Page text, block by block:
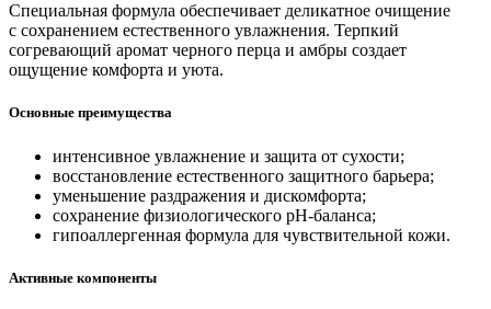
Специальная формула обеспечивает деликатное очищение
с сохранением естественного увлажнения. Терпкий
согревающий аромат черного перца и амбры создает
ощущение комфорта и уюта.
Основные преимущества
интенсивное увлажнение и защита от сухости;
восстановление естественного защитного барьера;
уменьшение раздражения и дискомфорта;
сохранение физиологического pH-баланса;
гипоаллергенная формула для чувствительной кожи.
Активные компоненты